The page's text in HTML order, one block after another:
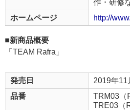
作・研修
ホームページ
http://
■新商品概要
「TEAM Rafra」
発売日
2019年11
品番
TRM03（
TRE03（